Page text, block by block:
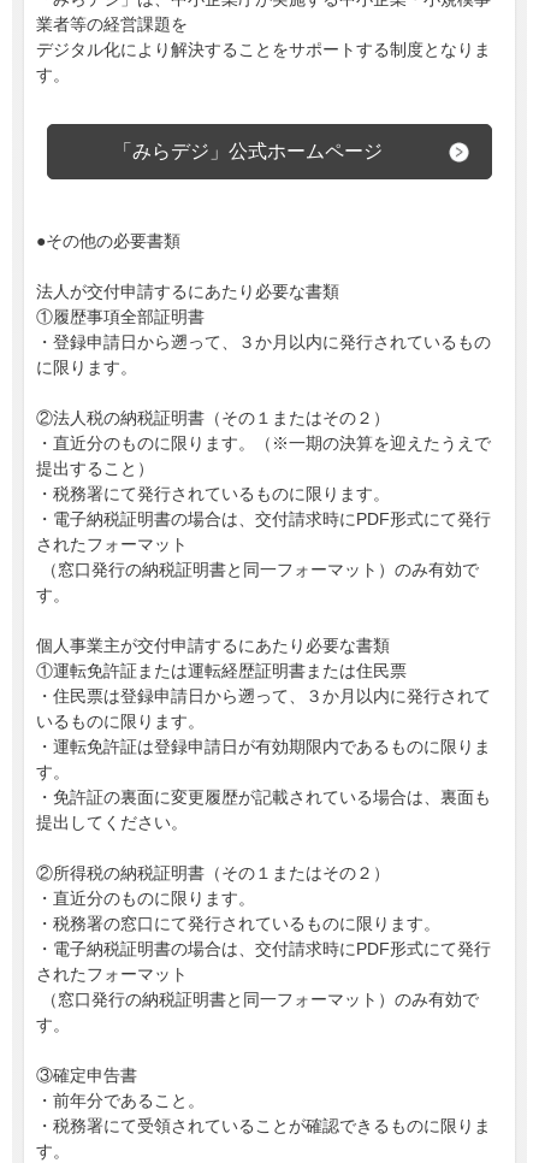
業者等の経営課題を
デジタル化により解決することをサポートする制度となりま
す。
「みらデジ」公式ホームページ
●その他の必要書類
法人が交付申請するにあたり必要な書類
①履歴事項全部証明書
・登録申請日から遡って、３か月以内に発行されているもの
に限ります。
②法人税の納税証明書（その１またはその２）
・直近分のものに限ります。（※一期の決算を迎えたうえで
提出すること）
・税務署にて発行されているものに限ります。
・電子納税証明書の場合は、交付請求時にPDF形式にて発行
されたフォーマット
（窓口発行の納税証明書と同一フォーマット）のみ有効で
す。
個人事業主が交付申請するにあたり必要な書類
①運転免許証または運転経歴証明書または住民票
・住民票は登録申請日から遡って、３か月以内に発行されて
いるものに限ります。
・運転免許証は登録申請日が有効期限内であるものに限りま
す。
・免許証の裏面に変更履歴が記載されている場合は、裏面も
提出してください。
②所得税の納税証明書（その１またはその２）
・直近分のものに限ります。
・税務署の窓口にて発行されているものに限ります。
・電子納税証明書の場合は、交付請求時にPDF形式にて発行
されたフォーマット
（窓口発行の納税証明書と同一フォーマット）のみ有効で
す。
③確定申告書
・前年分であること。
・税務署にて受領されていることが確認できるものに限りま
す。